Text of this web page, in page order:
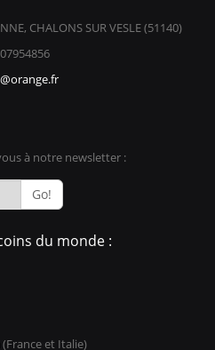
CHALONS SUR VESLE (51140)
à notre newsletter :
Go!
du monde :
(France et Italie)